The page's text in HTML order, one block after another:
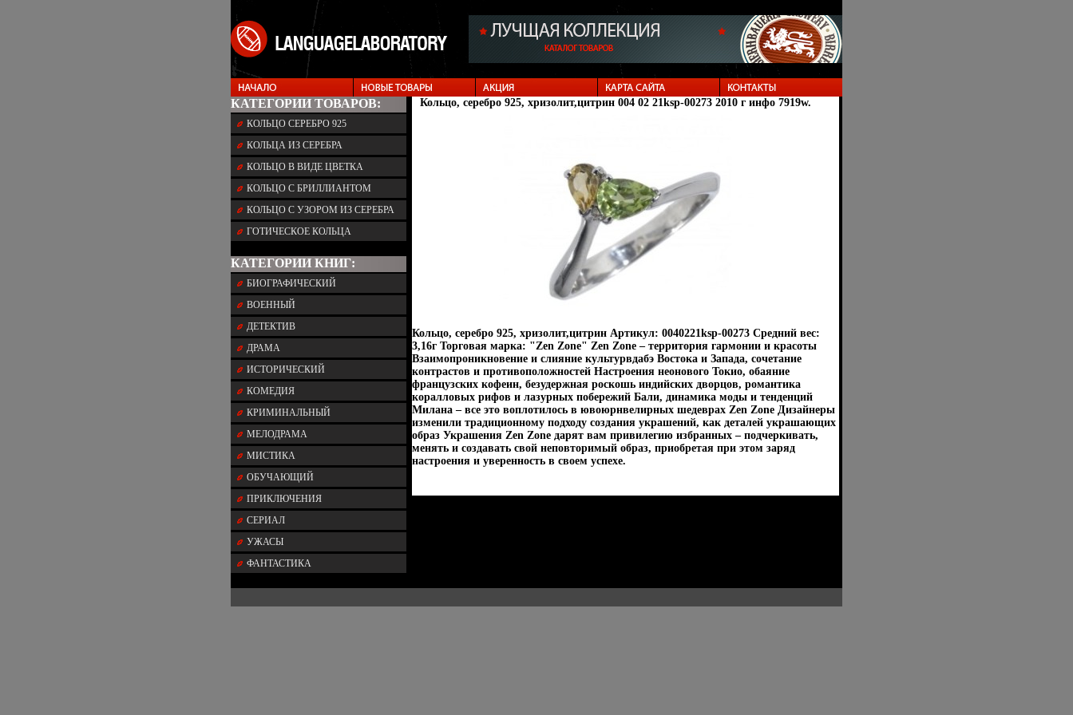
КАТЕГОРИИ ТОВАРОВ:
КОЛЬЦО СЕРЕБРО 925
КОЛЬЦА ИЗ СЕРЕБРА
КОЛЬЦО В ВИДЕ ЦВЕТКА
КОЛЬЦО С БРИЛЛИАНТОМ
КОЛЬЦО С УЗОРОМ ИЗ СЕРЕБРА
ГОТИЧЕСКОЕ КОЛЬЦА
КАТЕГОРИИ КНИГ:
БИОГРАФИЧЕСКИЙ
ВОЕННЫЙ
ДЕТЕКТИВ
ДРАМА
ИСТОРИЧЕСКИЙ
КОМЕДИЯ
КРИМИНАЛЬНЫЙ
МЕЛОДРАМА
МИСТИКА
ОБУЧАЮЩИЙ
ПРИКЛЮЧЕНИЯ
СЕРИАЛ
УЖАСЫ
ФАНТАСТИКА
Кольцо, серебро 925, хризолит,цитрин 004 02 21ksp-00273 2010 г инфо 7919w.
Кольцо, серебро 925, хризолит,цитрин Артикул: 0040221ksp-00273 Средний вес:
3,16г Торговая марка: "Zen Zone" Zen Zone – территория гармонии и красоты
Взаимопроникновение и слияние культурвдабэ Востока и Запада, сочетание
контрастов и противоположностей Настроения неонового Токио, обаяние
французских кофеин, безудержная роскошь индийских дворцов, романтика
коралловых рифов и лазурных побережий Бали, динамика моды и тенденций
Милана – все это воплотилось в ювоюрнвелирных шедеврах Zen Zone Дизайнеры
изменили традиционному подходу создания украшений, как деталей украшающих
образ Украшения Zen Zone дарят вам привилегию избранных – подчеркивать,
менять и создавать свой неповторимый образ, приобретая при этом заряд
настроения и уверенность в своем успехе.